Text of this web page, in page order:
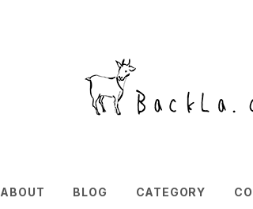
ABOUT BLOG CATEGORY